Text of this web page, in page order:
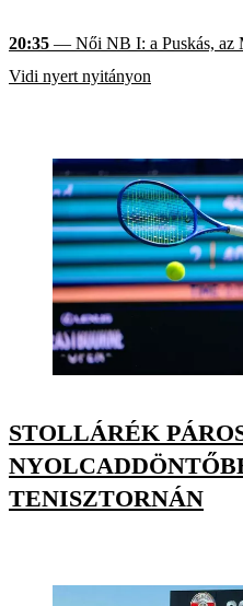
20:35 — Női NB I: a Puskás, az
Vidi nyert nyitányon
STOLLÁRÉK
TENISZTORNÁN